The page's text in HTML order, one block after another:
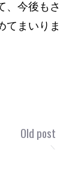
、今後もさ
てまいりま
Old post